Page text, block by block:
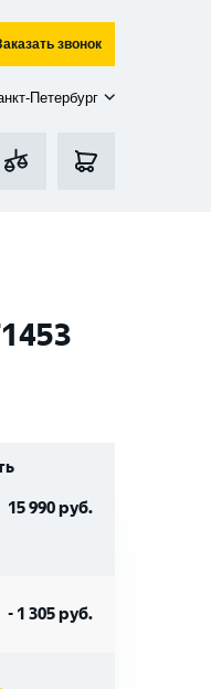
звонок
Петербург
15 990руб.
- 1 305руб.